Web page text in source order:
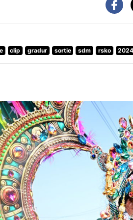
clip gradur sortie sdm rsko